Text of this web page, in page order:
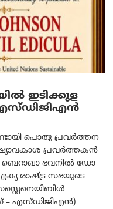
ഇടിക്കുള
പൊതു പ്രവർത്തന
പ്രവർത്തകൻ
ഭവനിൽ ഡോ
രാഷ്ട്ര സഭയുടെ
– എസ്ഡിജിഎൻ)